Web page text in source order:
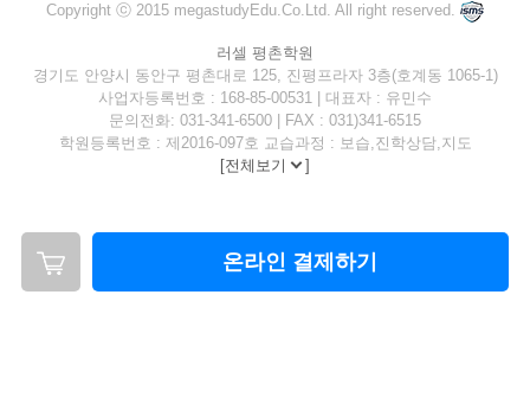
Copyright ⓒ 2015 megastudyEdu.Co.Ltd. All right reserved.
러셀 평촌학원
경기도 안양시 동안구 평촌대로 125, 진평프라자 3층(호계동 1065-1)
사업자등록번호 : 168-85-00531 | 대표자 : 유민수
문의전화: 031-341-6500 | FAX : 031)341-6515
학원등록번호 : 제2016-097호 교습과정 : 보습,진학상담,지도
[전체보기 ]
온라인 결제하기